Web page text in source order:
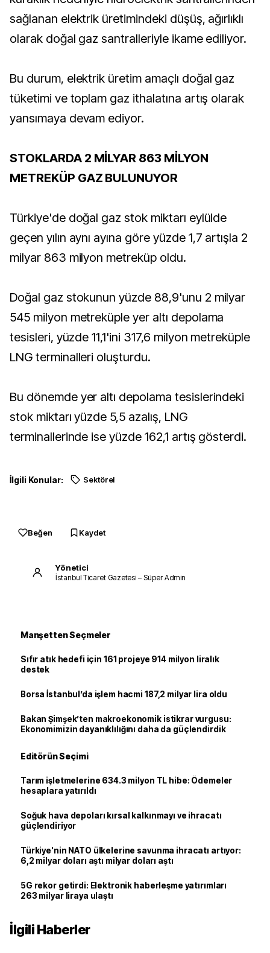
sağlanan elektrik üretimindeki düşüş, ağırlıklı
olarak doğal gaz santralleriyle ikame ediliyor.
Bu durum, elektrik üretim amaçlı doğal gaz
tüketimi ve toplam gaz ithalatına artış olarak
yansımaya devam ediyor.
STOKLARDA 2 MİLYAR 863 MİLYON
METREKÜP GAZ BULUNUYOR
Türkiye'de doğal gaz stok miktarı eylülde
geçen yılın aynı ayına göre yüzde 1,7 artışla 2
milyar 863 milyon metreküp oldu.
Doğal gaz stokunun yüzde 88,9'unu 2 milyar
545 milyon metreküple yer altı depolama
tesisleri, yüzde 11,1'ini 317,6 milyon metreküple
LNG terminalleri oluşturdu.
Bu dönemde yer altı depolama tesislerindeki
stok miktarı yüzde 5,5 azalış, LNG
terminallerinde ise yüzde 162,1 artış gösterdi.
İlgili Konular: Sektörel
Beğen Kaydet
Yönetici
İstanbul Ticaret Gazetesi – Süper Admin
Manşetten Seçmeler
Sıfır atık hedefi için 161 projeye 914 milyon liralık
destek
Borsa İstanbul’da işlem hacmi 187,2 milyar lira oldu
Bakan Şimşek’ten makroekonomik istikrar vurgusu:
Ekonomimizin dayanıklılığını daha da güçlendirdik
Editörün Seçimi
Tarım işletmelerine 634.3 milyon TL hibe: Ödemeler
hesaplara yatırıldı
Soğuk hava depoları kırsal kalkınmayı ve ihracatı
güçlendiriyor
Türkiye'nin NATO ülkelerine savunma ihracatı artıyor:
6,2 milyar doları aştı milyar doları aştı
5G rekor getirdi: Elektronik haberleşme yatırımları
263 milyar liraya ulaştı
İlgili Haberler